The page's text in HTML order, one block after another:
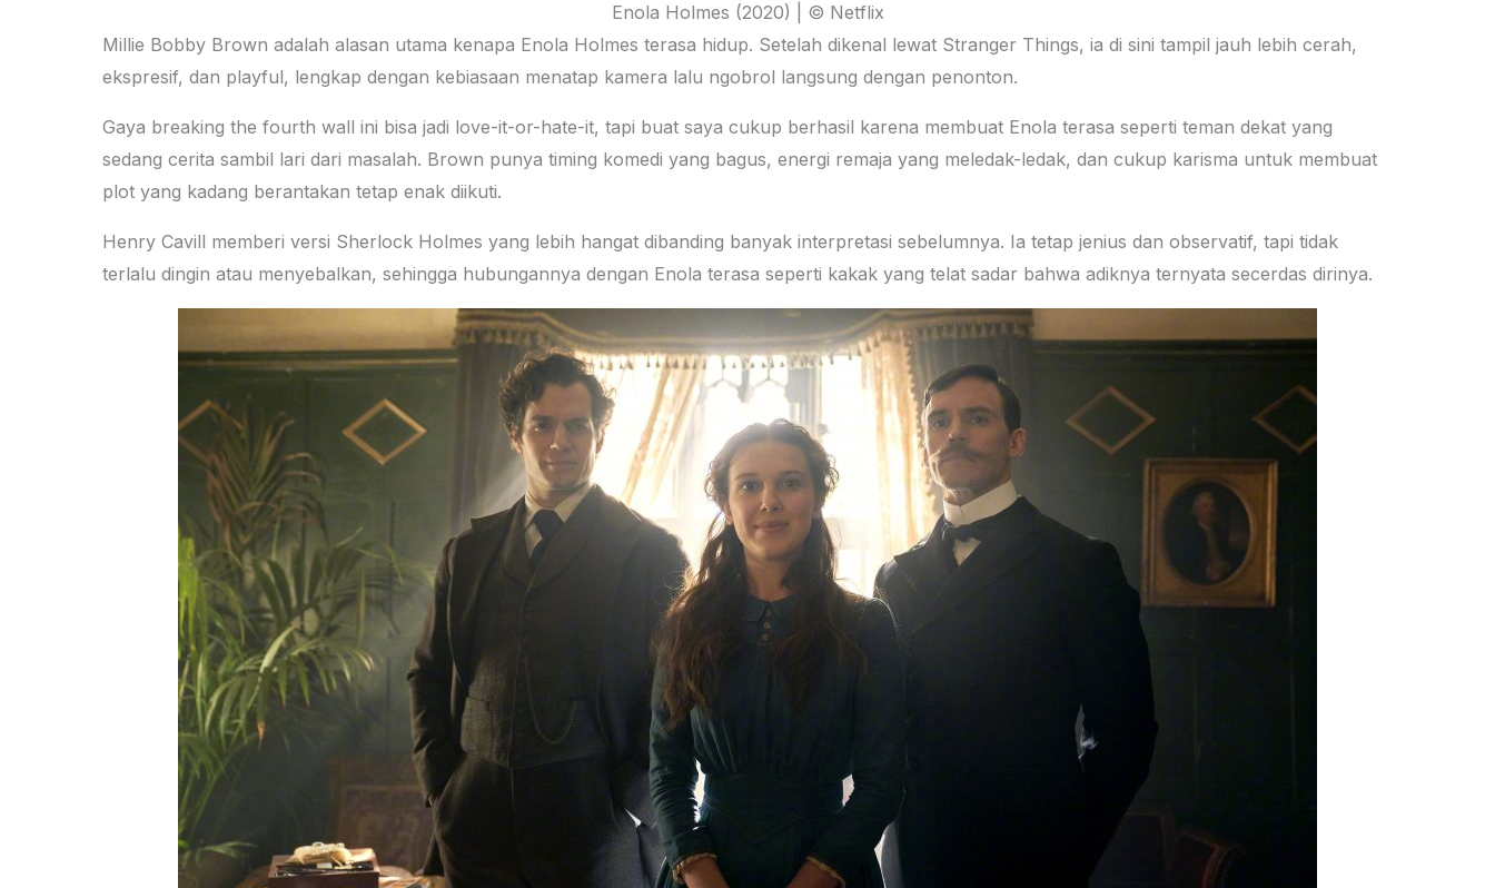
Enola Holmes (2020) | © Netflix
Millie Bobby Brown adalah alasan utama kenapa Enola Holmes terasa hidup. Setelah dikenal lewat Stranger Things, ia di sini tampil jauh lebih cerah,
ekspresif, dan playful, lengkap dengan kebiasaan menatap kamera lalu ngobrol langsung dengan penonton.
Gaya breaking the fourth wall ini bisa jadi love-it-or-hate-it, tapi buat saya cukup berhasil karena membuat Enola terasa seperti teman dekat yang
sedang cerita sambil lari dari masalah. Brown punya timing komedi yang bagus, energi remaja yang meledak-ledak, dan cukup karisma untuk membuat
plot yang kadang berantakan tetap enak diikuti.
Henry Cavill memberi versi Sherlock Holmes yang lebih hangat dibanding banyak interpretasi sebelumnya. Ia tetap jenius dan observatif, tapi tidak
terlalu dingin atau menyebalkan, sehingga hubungannya dengan Enola terasa seperti kakak yang telat sadar bahwa adiknya ternyata secerdas dirinya.